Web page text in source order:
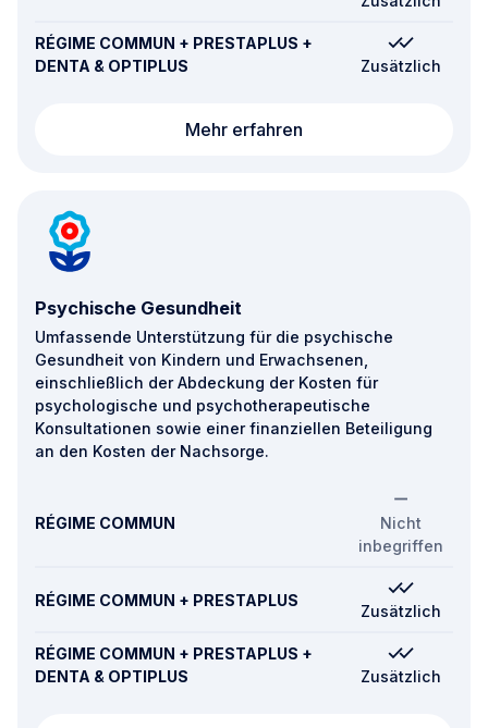
RÉGIME COMMUN + PRESTAPLUS +
DENTA & OPTIPLUS
Zusätzlich
Mehr erfahren
Psychische Gesundheit
Umfassende Unterstützung für die psychische
Gesundheit von Kindern und Erwachsenen,
einschließlich der Abdeckung der Kosten für
psychologische und psychotherapeutische
Konsultationen sowie einer finanziellen Beteiligung
an den Kosten der Nachsorge.
RÉGIME COMMUN
Nicht
inbegriffen
RÉGIME COMMUN + PRESTAPLUS
Zusätzlich
RÉGIME COMMUN + PRESTAPLUS +
DENTA & OPTIPLUS
Zusätzlich